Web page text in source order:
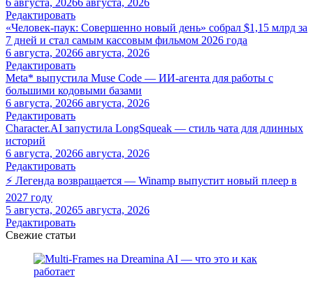
6 августа, 20266 августа, 2026
Редактировать
«Человек-паук: Совершенно новый день» собрал $1,15 млрд за
7 дней и стал самым кассовым фильмом 2026 года
6 августа, 20266 августа, 2026
Редактировать
Meta* выпустила Muse Code — ИИ-агента для работы с
большими кодовыми базами
6 августа, 20266 августа, 2026
Редактировать
Character.AI запустила LongSqueak — стиль чата для длинных
историй
6 августа, 20266 августа, 2026
Редактировать
⚡ Легенда возвращается — Winamp выпустит новый плеер в
2027 году
5 августа, 20265 августа, 2026
Редактировать
Свежие статьи